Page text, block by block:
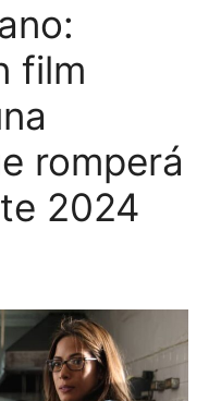
film
romperá
2024